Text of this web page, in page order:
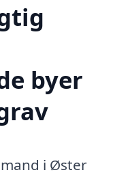
byer
i Øster